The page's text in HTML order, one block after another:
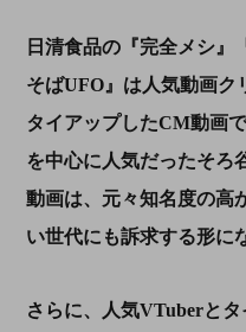
日清食品の『完全メシ』
そばUFO』は人気動画ク
タイアップしたCM動画
を中心に人気だったそろ
動画は、元々知名度の高
い世代にも訴求する形に
さらに、 人気VTuberとタ